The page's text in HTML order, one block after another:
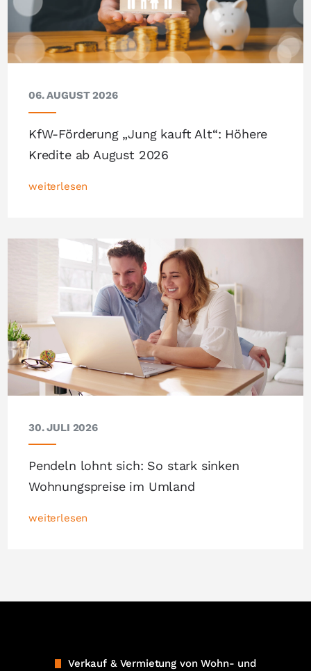
06. AUGUST 2026
KfW-Förderung „Jung kauft Alt“: Höhere
Kredite ab August 2026
weiterlesen
30. JULI 2026
Pendeln lohnt sich: So stark sinken
Wohnungspreise im Umland
weiterlesen
Verkauf & Vermietung von Wohn- und